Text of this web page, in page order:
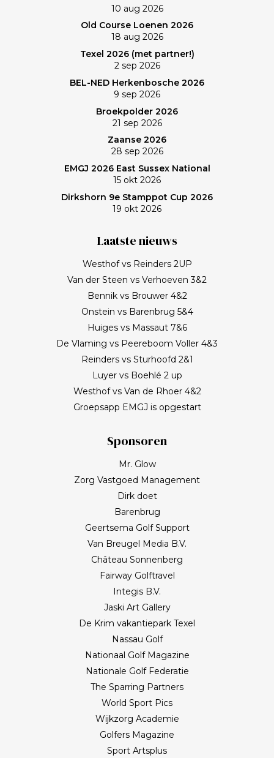
verlies was voorzien; gedaan en laten, dus. Maar de
memorabele ronde en de waanzinnige slagen van
Frank zullen mij nog lang bijblijven. Topgast, topdag!
10 aug 2026
Old Course Loenen 2026
18 aug 2026
Texel 2026 (met partner!)
2 sep 2026
BEL-NED Herkenbosche 2026
9 sep 2026
Broekpolder 2026
21 sep 2026
Zaanse 2026
28 sep 2026
EMGJ 2026 East Sussex National
15 okt 2026
Dirkshorn 9e Stamppot Cup 2026
19 okt 2026
Laatste nieuws
Westhof vs Reinders 2UP
Van der Steen vs Verhoeven 3&2
Bennik vs Brouwer 4&2
Onstein vs Barenbrug 5&4
Huiges vs Massaut 7&6
De Vlaming vs Peereboom Voller 4&3
Reinders vs Sturhoofd 2&1
Luyer vs Boehlé 2 up
Westhof vs Van de Rhoer 4&2
Groepsapp EMGJ is opgestart
Sponsoren
Mr. Glow
Zorg Vastgoed Management
Dirk doet
Barenbrug
Geertsema Golf Support
Van Breugel Media B.V.
Château Sonnenberg
Fairway Golftravel
Integis B.V.
Jaski Art Gallery
De Krim vakantiepark Texel
Nassau Golf
Nationaal Golf Magazine
Nationale Golf Federatie
The Sparring Partners
World Sport Pics
Wijkzorg Academie
Golfers Magazine
Sport Artsplus